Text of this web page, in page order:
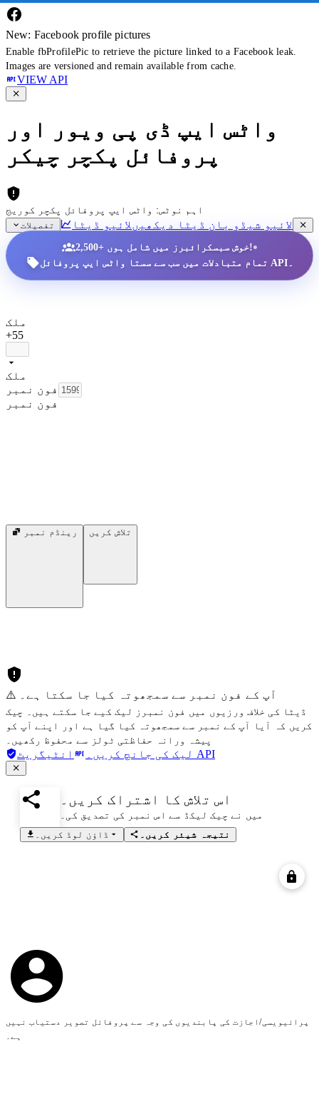
New: Facebook profile pictures
Enable fbProfilePic to retrieve the picture linked to a Facebook leak.
Images are versioned and remain available from cache.
VIEW API
واٹس ایپ ڈی پی ویور اور
پروفائل پکچر چیکر
اہم نوٹس: واٹس ایپ پروفائل پکچر کوریج
تفصیلات
لائیو شیڈو بان ڈیٹا دیکھیں لائیو ڈیٹا
2,500+ خوش سبسکرائبرز میں شامل ہوں!•
تمام متبادلات میں سب سے سستا واٹس ایپ پروفائل API۔
ملک
+55
ملک
فون نمبر
فون نمبر
رینڈم نمبر تلاش کریں
⚠️ آپ کے فون نمبر سے سمجھوتہ کیا جا سکتا ہے۔
ڈیٹا کی خلاف ورزیوں میں فون نمبرز لیک کیے جا سکتے ہیں۔ چیک
کریں کہ آیا آپ کے نمبر سے سمجھوتہ کیا گیا ہے اور اپنے آپ کو
پیشہ ورانہ حفاظتی ٹولز سے محفوظ رکھیں۔
لیک کی جانچ کریں۔ انٹیگریٹ API
اس تلاش کا اشتراک کریں۔
میں نے چیک لیکڈ سے اس نمبر کی تصدیق کی۔
ڈاؤن لوڈ کریں۔
نتیجہ شیئر کریں۔
پرائیویسی/اجازت کی پابندیوں کی وجہ سے پروفائل تصویر دستیاب نہیں
ہے۔